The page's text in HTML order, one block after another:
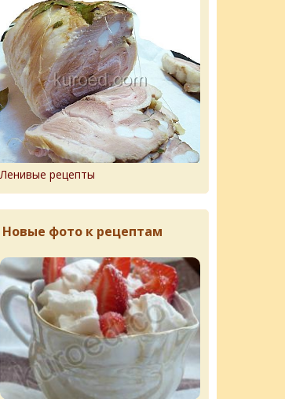
Ленивые рецепты
Новые фото к рецептам